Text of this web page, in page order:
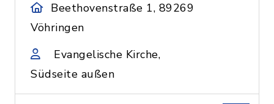
Beethovenstraße 1, 89269
Vöhringen
Evangelische Kirche,
Südseite außen